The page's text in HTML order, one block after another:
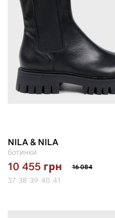
NILA & NILA
ботинки
10 455 грн 16 084
37 38 39 40 41